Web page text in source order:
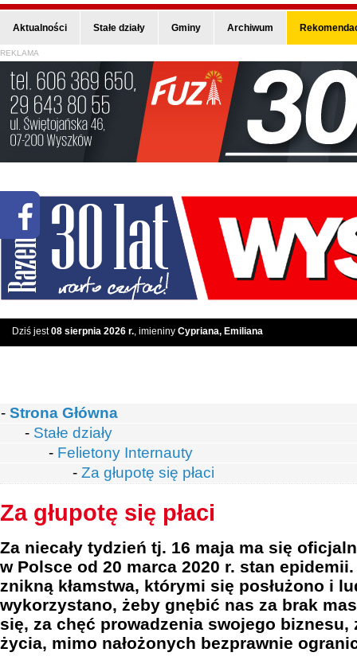
Aktualności Stałe działy Gminy Archiwum
REKLAMA
Dziś jest08 sierpnia 2026 r., imieniny Cypriana, Emiliana
- Strona Główna
- Stałe działy
- Felietony Internauty
- Za głupotę się płaci
Za głupotę się płaci
Za niecały tydzień tj. 16 maja ma się
w Polsce od 20 marca 2020 r. stan
znikną kłamstwa, którymi się posłużono i
wykorzystano, żeby gnębić nas za brak
się, za chęć prowadzenia swojego biznesu,
życia, mimo nałożonych bezprawnie